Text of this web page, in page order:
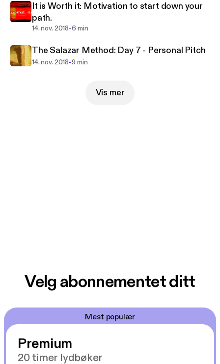
It is Worth it: Motivation to start down your
path.
14. nov. 2018-6 min
The Salazar Method: Day 7 - Personal Pitch
14. nov. 2018-9 min
Vis mer
Velg abonnementet ditt
Mest populær
Premium
20 timer lydbøker